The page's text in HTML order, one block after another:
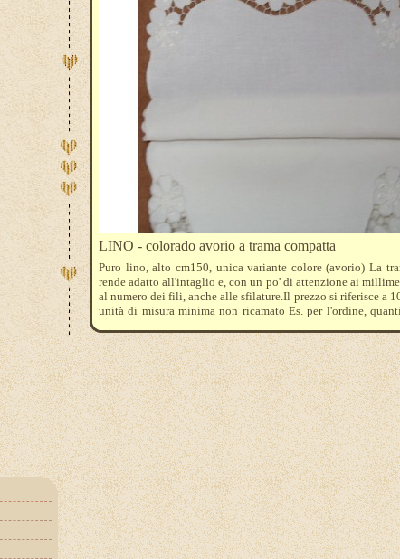
LINO - colorado avorio a trama compatta
Puro lino, alto cm150, unica variante colore (avorio) La
rende adatto all'intaglio e, con un po' di attenzione ai
al numero dei fili, anche alle sfilature.Il prezzo si riferisce a
unità di misura minima non ricamato Es. per l'ordine,